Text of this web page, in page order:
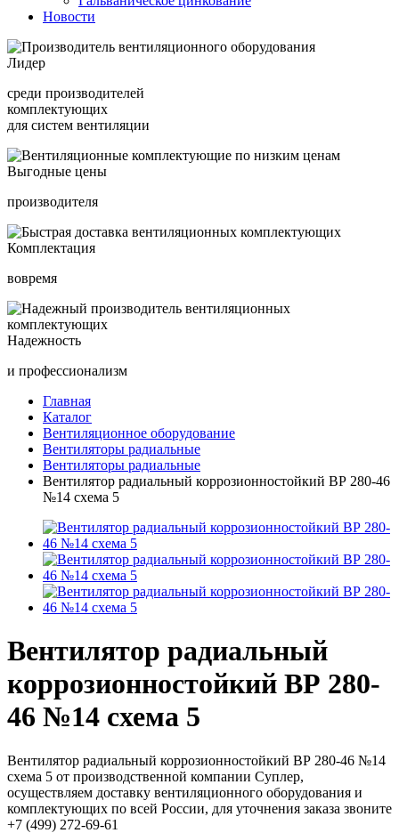
Новости
Лидер
среди производителей
комплектующих
для систем вентиляции
Выгодные цены
производителя
Комплектация
вовремя
Надежность
и профессионализм
Главная
Каталог
Вентиляционное оборудование
Вентиляторы радиальные
Вентиляторы радиальные
Вентилятор радиальный коррозионностойкий ВР 280-46
№14 схема 5
Вентилятор радиальный
коррозионностойкий ВР 280-
46 №14 схема 5
Вентилятор радиальный коррозионностойкий ВР 280-46 №14
схема 5 от производственной компании Суплер,
осуществляем доставку вентиляционного оборудования и
комплектующих по всей России, для уточнения заказа звоните
+7 (499) 272-69-61